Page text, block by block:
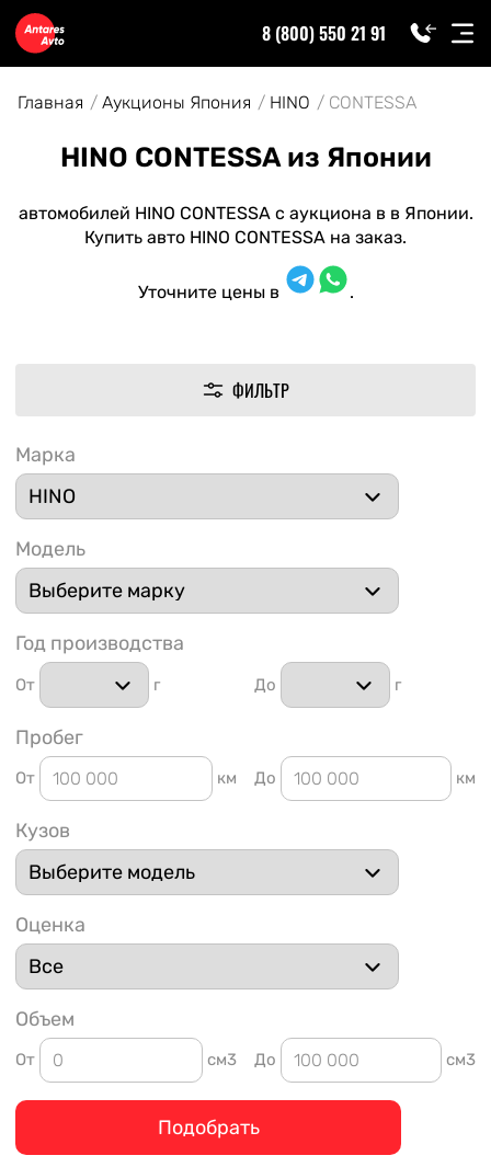
91
8 (800) 550 21 91
Главная Аукционы Япония HINO CONTESSA
HINO CONTESSA из Японии
автомобилей HINO CONTESSA с аукциона в в Японии.
Купить авто HINO CONTESSA на заказ.
Уточните цены в .
ФИЛЬТР
Марка
Модель
Год производства
От г До г
Пробег
От км До км
Кузов
Оценка
Объем
От см3 До см3
Подобрать